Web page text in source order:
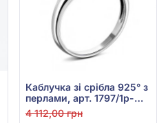
Каблучка зі срібла 925° з
перлами, арт. 1797/1р-
PWT
4 112,00 грн